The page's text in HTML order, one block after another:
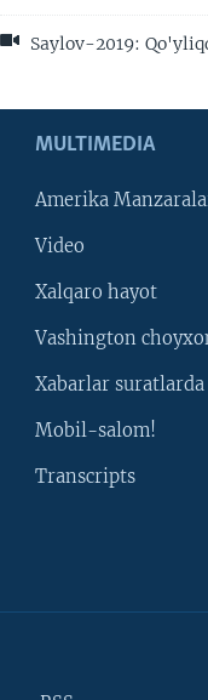
Saylov-2019:
MULTIMEDIA
Amerika
Video
Xalqaro hayot
Vashington
Xabarlar suratlarda
Mobil-salom!
Transcripts